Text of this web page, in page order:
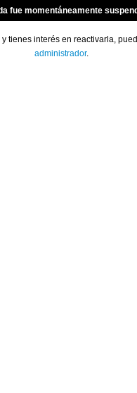
fue momentáneamente
tienes interés en reactivarla,
administrador.